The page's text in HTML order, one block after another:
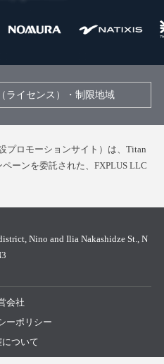
ライセンス）・制限地域
プロモーションサイト）は、Titan
ーンを委託された、FXPLUS LLC
Nino and Ilia Nakashidze St., N
会社
ーポリシー
ついて